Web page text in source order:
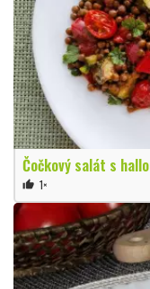
Čočkový salát s
thumb_up 1×